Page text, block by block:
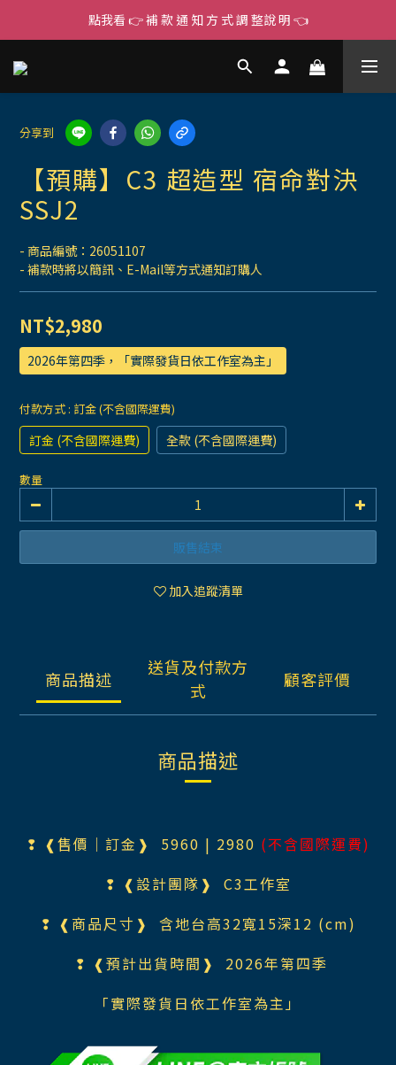
點我看 👉 補 款 通 知 方 式 調 整說 明 👈
分享到
【預購】C3 超造型 宿命對決
SSJ2
- 商品編號：26051107
- 補款時將以簡訊、E-Mail等方式通知訂購人
NT$2,980
2026年第四季，「實際發貨日依工作室為主」
付款方式 : 訂金 (不含國際運費)
訂金 (不含國際運費) 全款 (不含國際運費)
數量
販售結束
加入追蹤清單
商品描述
送貨及付款方
式
顧客評價
商品描述
❢ ❰售價｜訂金❱ 5960 | 2980 (不含國際運費)
❢ ❰設計團隊❱ C3工作室
❢ ❰商品尺寸❱ 含地台高32寬15深12 (cm)
❢ ❰預計出貨時間❱ 2026年第四季
「實際發貨日依工作室為主」